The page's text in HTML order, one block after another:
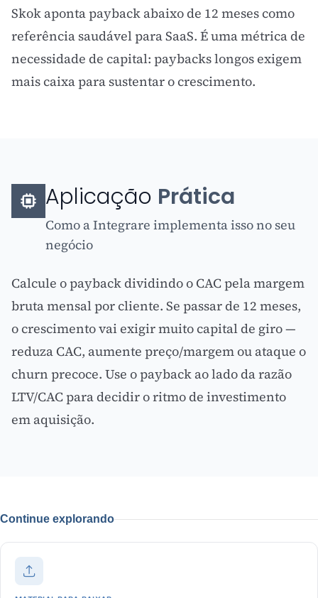
Skok aponta payback abaixo de 12 meses como
referência saudável para SaaS. É uma métrica de
necessidade de capital: paybacks longos exigem
mais caixa para sustentar o crescimento.
Aplicação Prática
Como a Integrare implementa isso no seu
negócio
Calcule o payback dividindo o CACpela margem
bruta mensal por cliente. Se passar de 12 meses,
o crescimento vai exigir muito capital de giro —
reduza CAC, aumente preço/margem ou ataque o
churn precoce. Use o payback ao lado darazão
LTV/CACpara decidir o ritmo de investimento
em aquisição.
Continue explorando